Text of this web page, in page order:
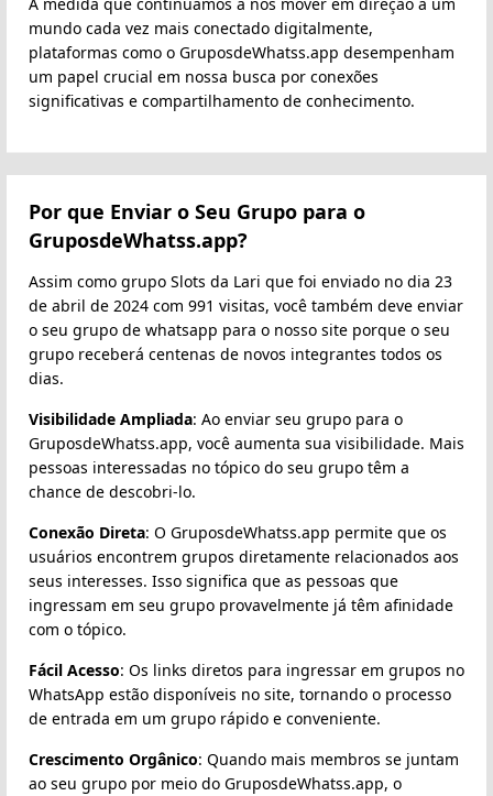
mundo cada vez mais conectado digitalmente,
plataformas como o GruposdeWhatss.app desempenham
um papel crucial em nossa busca por conexões
significativas e compartilhamento de conhecimento.
Por que Enviar o Seu Grupo para o
GruposdeWhatss.app?
Assim como grupo Slots da Lari que foi enviado no dia 23
de abril de 2024 com 991 visitas, você também deve enviar
o seu grupo de whatsapp para o nosso site porque o seu
grupo receberá centenas de novos integrantes todos os
dias.
Visibilidade Ampliada: Ao enviar seu grupo para o
GruposdeWhatss.app, você aumenta sua visibilidade. Mais
pessoas interessadas no tópico do seu grupo têm a
chance de descobri-lo.
Conexão Direta: O GruposdeWhatss.app permite que os
usuários encontrem grupos diretamente relacionados aos
seus interesses. Isso significa que as pessoas que
ingressam em seu grupo provavelmente já têm afinidade
com o tópico.
Fácil Acesso: Os links diretos para ingressar em grupos no
WhatsApp estão disponíveis no site, tornando o processo
de entrada em um grupo rápido e conveniente.
Crescimento Orgânico: Quando mais membros se juntam
ao seu grupo por meio do GruposdeWhatss.app, o